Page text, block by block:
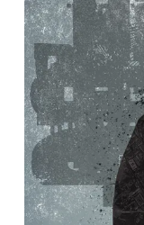
LAS
DOS
MUERTES
DE
RAY
LORIGA